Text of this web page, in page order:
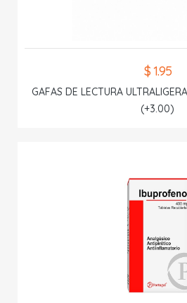
$ 1.95
GAFAS DE LECTURA
(+3.00)